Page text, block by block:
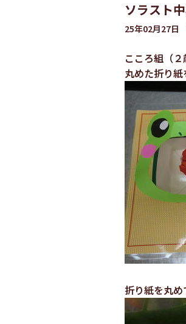
ソラスト
25年02月27日
こころ組（２
丸めた折り紙
折り紙を丸め